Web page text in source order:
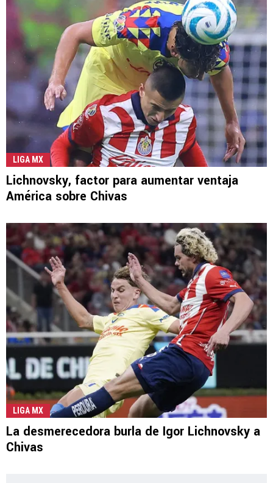
LIGA MX
Lichnovsky, factor para aumentar ventaja
América sobre Chivas
LIGA MX
La desmerecedora burla de Igor Lichnovsky a
Chivas